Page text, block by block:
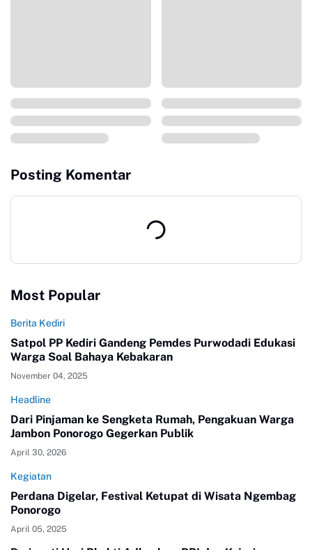
Posting Komentar
Most Popular
Berita Kediri
Satpol PP Kediri Gandeng Pemdes Purwodadi Edukasi
Warga Soal Bahaya Kebakaran
November 04, 2025
Headline
Dari Pinjaman ke Sengketa Rumah, Pengakuan Warga
Jambon Ponorogo Gegerkan Publik
April 30, 2026
Kegiatan
Perdana Digelar, Festival Ketupat di Wisata Ngembag
Ponorogo
April 05, 2025